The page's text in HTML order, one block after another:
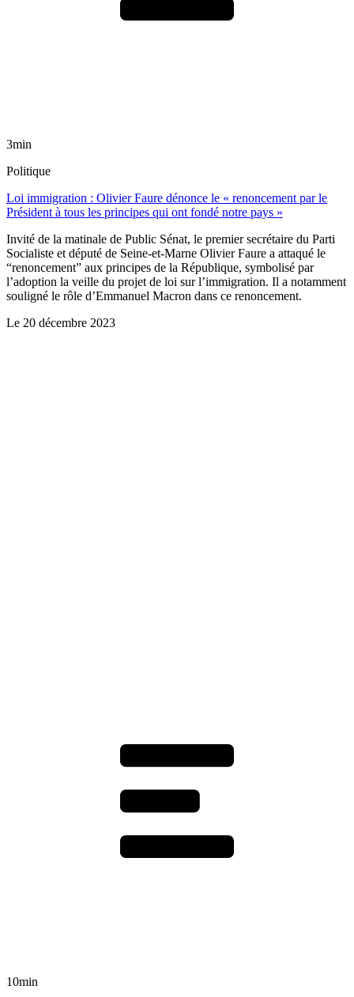
3min
Politique
Loi immigration : Olivier Faure dénonce le « renoncement par le
Président à tous les principes qui ont fondé notre pays »
Invité de la matinale de Public Sénat, le premier secrétaire du Parti
Socialiste et député de Seine-et-Marne Olivier Faure a attaqué le
“renoncement” aux principes de la République, symbolisé par
l’adoption la veille du projet de loi sur l’immigration. Il a notamment
souligné le rôle d’Emmanuel Macron dans ce renoncement.
Le 20 décembre 2023
10min